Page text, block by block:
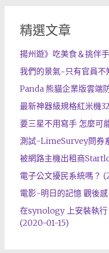
精選文章
揚州遊》吃美食＆挑伴
我們的景氣~只有官員不
Panda 熊貓企業版雲端
最新神器級規格紅米機
要三星不用寫手 怎麼可
測試-LimeSurvey問券
被網路主機出租商
電子公文擾民系統嗎？
電影-明日的記憶 觀後
在synology 上安裝執
(2020-01-15)